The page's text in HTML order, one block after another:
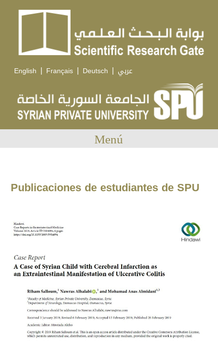
English | Français | Deutsch | عربي
Menú
Publicaciones de estudiantes de SPU